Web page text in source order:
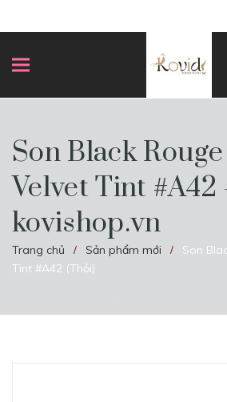
Son Black
Velvet Tint #A42
kovishop.vn
Trang chủ / Sản phẩm mới /
Son
Tint #A42 (Thỏi)